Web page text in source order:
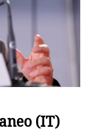
(IT)